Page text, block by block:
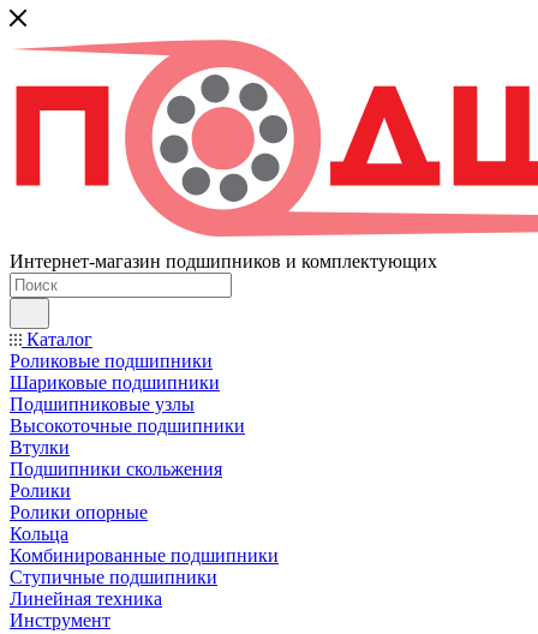
Интернет-магазин подшипников и комплектующих
Каталог
Роликовые подшипники
Шариковые подшипники
Подшипниковые узлы
Высокоточные подшипники
Втулки
Подшипники скольжения
Ролики
Ролики опорные
Кольца
Комбинированные подшипники
Ступичные подшипники
Линейная техника
Инструмент